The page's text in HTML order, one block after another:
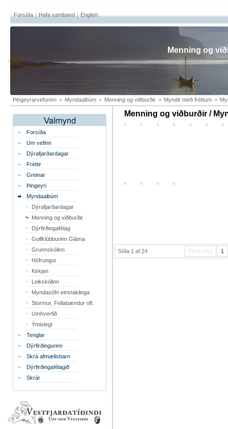
Forsíða Hafa samband English
Þingeyrarvefurinn > Myndaalbúm > Menning og viðburðir > Myndir með fréttum >
Forsíða
Um vefinn
Dýrafjarðardagar
Fréttir
Greinar
Þingeyri
Myndaalbúm
Dýrafjarðardagar
Menning og viðburðir
Dýrfirðingafélag
Golfklúbburinn Gláma
Grunnskólinn
Höfrungur
Kirkjan
Leikskólinn
Myndasöfn einstaklinga
Stormur, Fellabændur ofl.
Umhverfið
Ýmislegt
Tenglar
Dýrfirðingurinn
Skrá afmælisbarn
Dýrfirðingafélagið
Skrár
Menning og viðburðir /
Fyrri síða 1
Síða 1 af 24
Menning og